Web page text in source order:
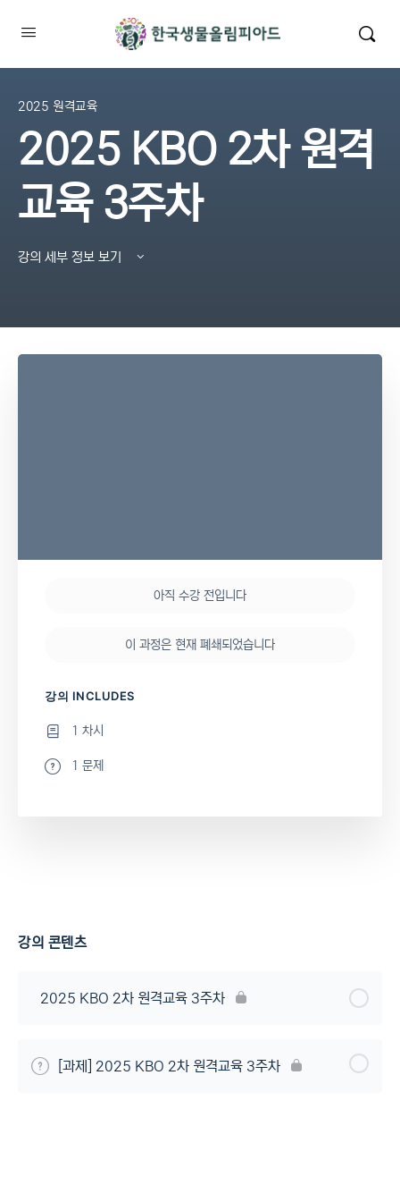
2025 원격교육
2025 KBO 2차 원격
교육 3주차
강의 세부 정보 보기
강의 콘텐츠
2025 KBO 2차 원격교육 3주차
[과제] 2025 KBO 2차 원격교육 3주차
아직 수강 전입니다
이 과정은 현재 폐쇄되었습니다
강의 INCLUDES
1 차시
1 문제